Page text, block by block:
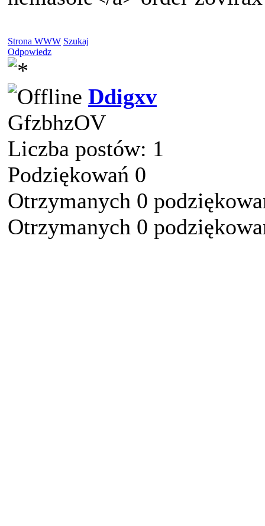
Strona WWW Szukaj
Odpowiedz
Ddigxv
GfzbhzOV
Liczba postów: 1
Podziękowań 0
Otrzymanych 0
Otrzymanych 0